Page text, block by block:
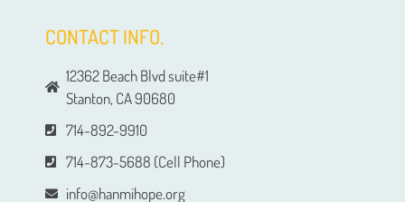
CONTACT INFO.
12362 Beach Blvd suite#1
Stanton, CA 90680
714-892-9910
714-873-5688 (Cell Phone)
info@hanmihope.org